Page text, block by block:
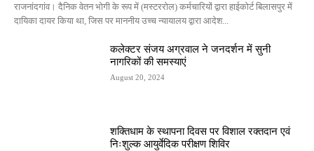
राजनांदगांव। दैनिक वेतन भोगी के रूप में (मस्टररोल) कर्मचारियों द्वारा हाईकोर्ट बिलासपुर में
दायिका दायर किया था, जिस पर माननीय उच्च न्यायालय द्वारा आदेश...
कलेक्टर संजय अग्रवाल ने जनदर्शन में सुनी
नागरिकों की समस्याएं
August 20, 2024
शक्तिधाम के स्थापना दिवस पर विशाल रक्तदान एवं
निःशुल्क आयुर्वेदिक परीक्षण शिविर